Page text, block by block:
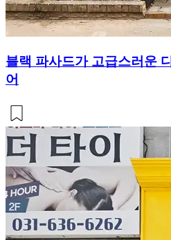
블랙 파사드가 고급스러운
어